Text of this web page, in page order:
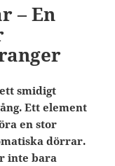
– En
smidigt
Ett element
en stor
dörrar.
inte bara